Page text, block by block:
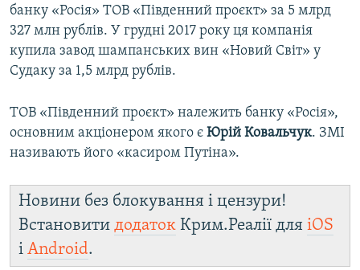
банку «Росія» ТОВ «Південний проєкт» за 5 млрд
327 млн рублів. У грудні 2017 року ця компанія
купила завод шампанських вин «Новий Світ» у
Судаку за 1,5 млрд рублів.
ТОВ «Південний проєкт» належить банку «Росія»,
основним акціонером якого є Юрій Ковальчук. ЗМІ
називають його «касиром Путіна».
Новини без блокування і цензури!
Встановити додаток Крим.Реалії для iOS
і Android.